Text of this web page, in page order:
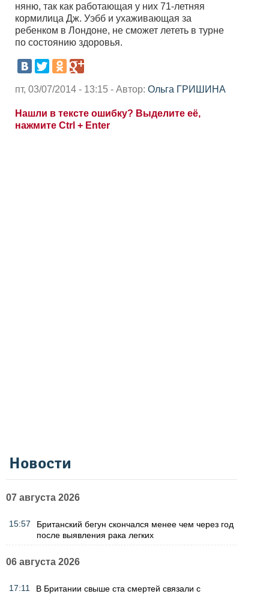
няню, так как работающая у них 71-летняя
кормилица Дж. Уэбб и ухаживающая за
ребенком в Лондоне, не сможет лететь в турне
по состоянию здоровья.
пт, 03/07/2014 - 13:15 - Автор: Ольга ГРИШИНА
Нашли в тексте ошибку? Выделите её,
нажмите Ctrl + Enter
Новости
07 августа 2026
15:57
Британский бегун скончался менее чем через год
после выявления рака легких
06 августа 2026
17:11
В Британии свыше ста смертей связали с